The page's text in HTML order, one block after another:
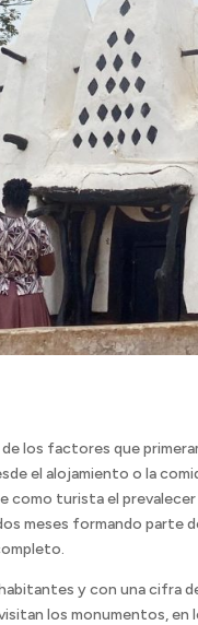
los factores que
el alojamiento o la
como turista el
meses formando parte
y con una cifra
los monumentos,